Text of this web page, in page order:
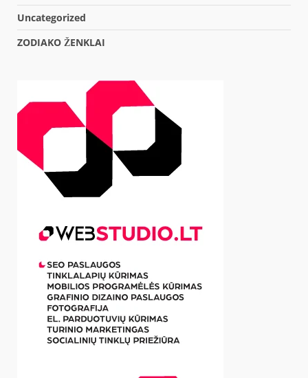
Uncategorized
ZODIAKO ŽENKLAI